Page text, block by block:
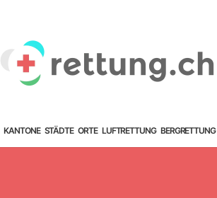
KANTONE STÄDTE ORTE LUFTRETTUNG BERGRETTUNG